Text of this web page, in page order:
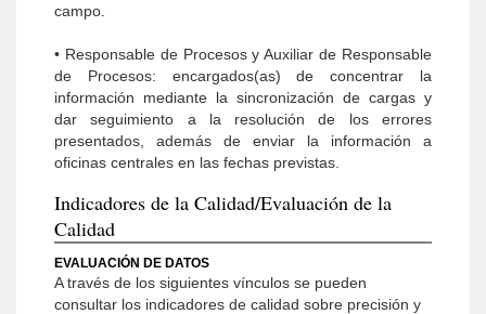
campo.
• Responsable de Procesos y Auxiliar de Responsable
de Procesos: encargados(as) de concentrar la
información mediante la sincronización de cargas y
dar seguimiento a la resolución de los errores
presentados, además de enviar la información a
oficinas centrales en las fechas previstas.
Indicadores de la Calidad/Evaluación de la
Calidad
EVALUACIÓN DE DATOS
A través de los siguientes vínculos se pueden
consultar los indicadores de calidad sobre precisión y